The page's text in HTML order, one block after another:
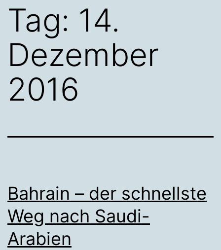
Tag: 14.
Dezember
2016
Bahrain – der schnellste
Weg nach Saudi-
Arabien